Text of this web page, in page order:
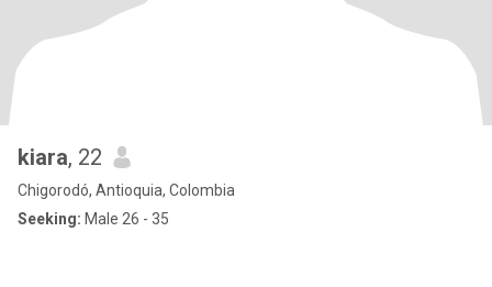
kiara, 22
Chigorodó, Antioquia, Colombia
Seeking: Male 26 - 35